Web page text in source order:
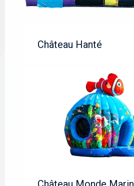
Château Hanté